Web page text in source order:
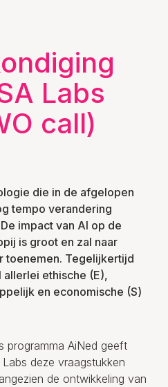
Labs
call)
die in de afgelopen
tempo verandering
impact van AI op de
is groot en zal naar
toenemen. Tegelijkertijd
ethische (E),
en economische (S)
programma AiNed geeft
deze vraagstukken
de ontwikkeling van